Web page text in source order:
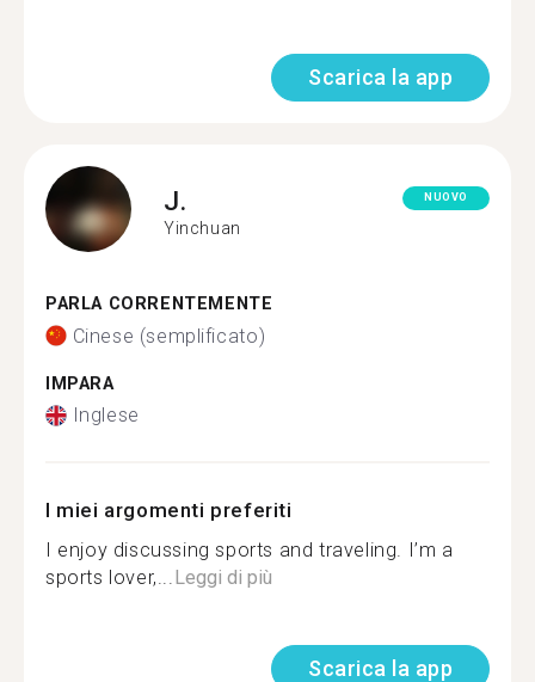
Scarica la app
J.
Yinchuan
NUOVO
PARLA CORRENTEMENTE
Cinese (semplificato)
IMPARA
Inglese
I miei argomenti preferiti
I enjoy discussing sports and traveling. I’m a
sports lover,...Leggi di più
Scarica la app